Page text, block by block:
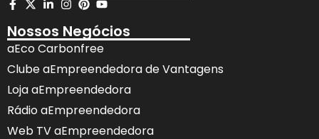
Nossos Negócios
aEco Carbonfree
Clube aEmpreendedora de Vantagens
Loja aEmpreendedora
Rádio aEmpreendedora
Web TV aEmpreendedora